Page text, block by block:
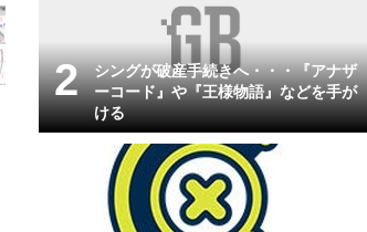
シングが破産手続きへ・・・『アナザ
ーコード』や『王様物語』などを手が
ける